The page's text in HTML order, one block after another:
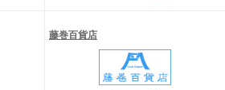
藤巻百貨店